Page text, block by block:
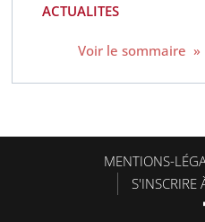
ACTUALITES
Voir le sommaire »
MENTIONS-
S'INSCRIRE